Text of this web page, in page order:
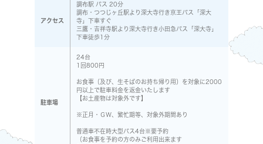
アクセス
調布駅 バス 20分
調布・つつじヶ丘駅より深大寺行き京王バス「深大
寺」下車すぐ
三鷹・吉祥寺駅より深大寺行き小田急バス「深大寺」
下車徒歩1分
駐車場
24台
1回800円
お食事（及び、生そばのお持ち帰り用）を対象に2000
円以上で駐車料金を返金いたします
【お土産物は対象外です】
※正月・ＧＷ、繁忙期等、対象外期間あり
普通車不在時大型バス4台※要予約
（お食事を予約の方のみご利用出来ます